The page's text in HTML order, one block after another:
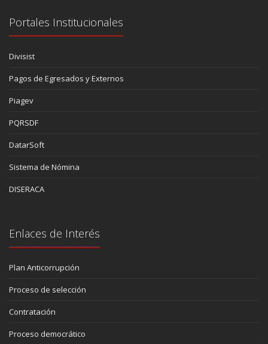
Portales Institucionales
Divisist
Pagos de Egresados y Externos
Piagev
PQRSDF
DatarSoft
Sistema de Nómina
DISERACA
Enlaces de Interés
Plan Anticorrupción
Proceso de selección
Contratación
Proceso democrático